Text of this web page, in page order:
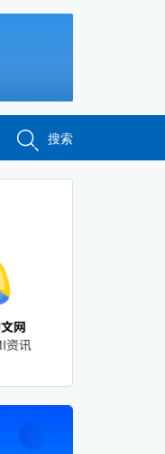
搜索